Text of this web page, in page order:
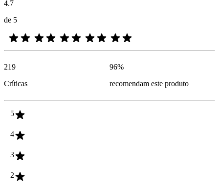
4.7
de 5
219
Críticas
96%
recomendam este produto
5
4
3
2